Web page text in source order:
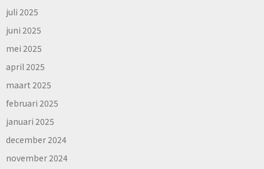
juli 2025
juni 2025
mei 2025
april 2025
maart 2025
februari 2025
januari 2025
december 2024
november 2024